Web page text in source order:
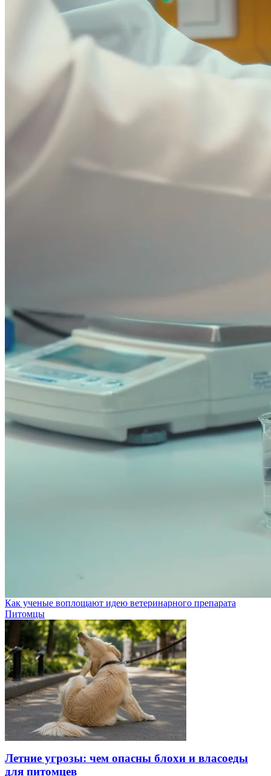
Как ученые воплощают идею ветеринарного препарата
Питомцы
Летние угрозы: чем опасны блохи и власоеды
для питомцев